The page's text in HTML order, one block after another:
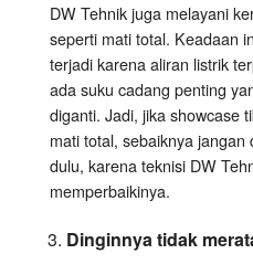
DW Tehnik juga melayani
seperti mati total. Keadaan
terjadi karena aliran listrik
ada suku cadang penting
diganti. Jadi, jika showcase
mati total, sebaiknya jangan
dulu, karena teknisi DW
memperbaikinya.
Dinginnya tidak